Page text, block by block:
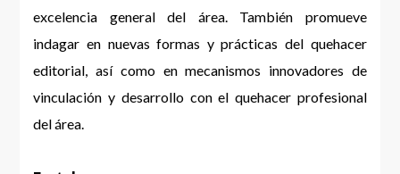
excelencia general del área. También promueve
indagar en nuevas formas y prácticas del quehacer
editorial, así como en mecanismos innovadores de
vinculación y desarrollo con el quehacer profesional
del área.